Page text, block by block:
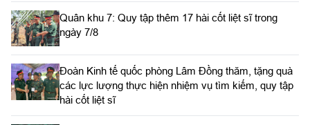
Quân khu 7: Quy tập thêm 17 hài cốt liệt sĩ trong
ngày 7/8
Đoàn Kinh tế quốc phòng Lâm Đồng thăm, tặng quà
các lực lượng thực hiện nhiệm vụ tìm kiếm, quy tập
hài cốt liệt sĩ